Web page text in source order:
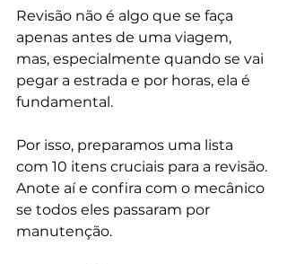
Revisão não é algo que se faça
apenas antes de uma viagem,
mas, especialmente quando se vai
pegar a estrada e por horas, ela é
fundamental.
Por isso, preparamos uma lista
com 10 itens cruciais para a revisão.
Anote aí e confira com o mecânico
se todos eles passaram por
manutenção.